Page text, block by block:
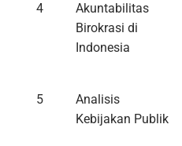
4
Akuntabilitas
Birokrasi di
Indonesia
5
Analisis
Kebijakan Publik